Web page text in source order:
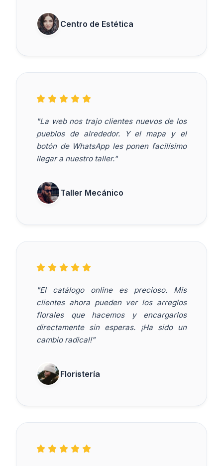
Centro de Estética
"La web nos trajo clientes nuevos de los
pueblos de alrededor. Y el mapa y el
botón de WhatsApp les ponen facilísimo
llegar a nuestro taller."
Taller Mecánico
"El catálogo online es precioso. Mis
clientes ahora pueden ver los arreglos
florales que hacemos y encargarlos
directamente sin esperas. ¡Ha sido un
cambio radical!"
Floristería